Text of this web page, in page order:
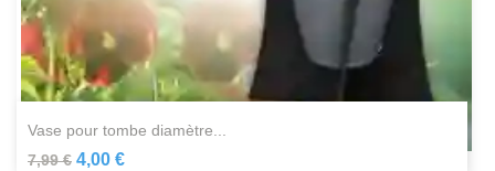
vase pour tombe diamètre...
7,99 € 4,00 €